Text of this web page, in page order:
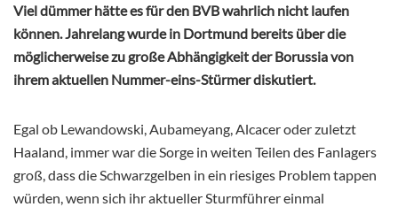
Viel dümmer hätte es für den BVB wahrlich nicht laufen
können. Jahrelang wurde in Dortmund bereits über die
möglicherweise zu große Abhängigkeit der Borussia von
ihrem aktuellen Nummer-eins-Stürmer diskutiert.
Egal ob Lewandowski, Aubameyang, Alcacer oder zuletzt
Haaland, immer war die Sorge in weiten Teilen des Fanlagers
groß, dass die Schwarzgelben in ein riesiges Problem tappen
würden, wenn sich ihr aktueller Sturmführer einmal